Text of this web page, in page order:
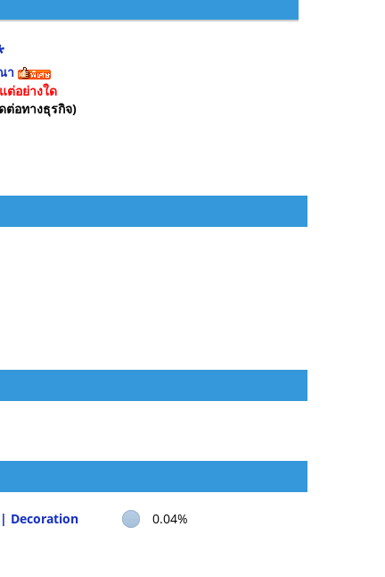
า
ต่อย่างใด
อทางธุรกิจ)
Decoration 0.04%